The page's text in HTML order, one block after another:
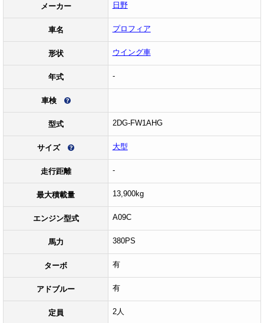
メーカー 日野
車名 プロフィア
形状 ウイング車
年式 -
車検
型式 2DG-FW1AHG
サイズ 大型
走行距離 -
最大積載量 13,900kg
エンジン型式 A09C
馬力 380PS
ターボ 有
アドブルー 有
定員 2人